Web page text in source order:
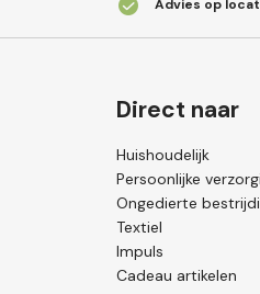
Advies op
Direct naar
Huishoudelijk
Persoonlijke
Ongedierte
Textiel
Impuls
Cadeau artikelen